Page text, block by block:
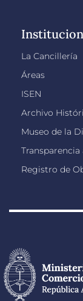
La Cancillería
Áreas
ISEN
Archivo
Museo de la
Transparencia
Registro de